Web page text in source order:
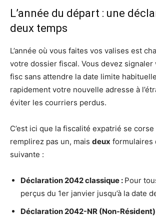
L’année du départ : une
deux temps
L’année où vous faites vos valises est
votre dossier fiscal. Vous devez signaler
fisc sans attendre la date limite
rapidement votre nouvelle adresse à
éviter les courriers perdus.
C’est ici que la fiscalité expatrié se
remplirez pas un, mais deux formulaires
suivante :
Déclaration 2042 classique : Pour
perçus du 1er janvier jusqu’à la date
Déclaration 2042-NR (Non-Résident)